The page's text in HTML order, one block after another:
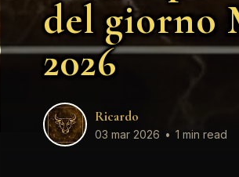
del giorno
2026
Ricardo
03 mar 2026 • 1 min read